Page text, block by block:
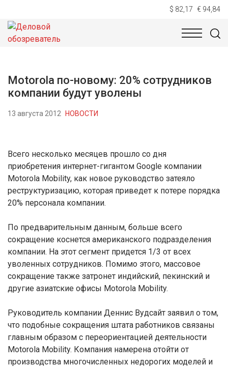
$ 82,17 € 94,84
НОВОСТИ
Motorola по-новому: 20% сотрудников
компании будут уволены
13 августа 2012 НОВОСТИ
Всего несколько месяцев прошло со дня
приобретения интернет-гигантом Google компании
Motorola Mobility, как новое руководство затеяло
реструктуризацию, которая приведет к потере порядка
20% персонала компании.
По предварительным данным, больше всего
сокращение коснется американского подразделения
компании. На этот сегмент придется 1/3 от всех
уволенных сотрудников. Помимо этого, массовое
сокращение также затронет индийский, пекинский и
другие азиатские офисы Motorola Mobility.
Руководитель компании Деннис Вудсайт заявил о том,
что подобные сокращения штата работников связаны
главным образом с переориентацией деятельности
Motorola Mobility. Компания намерена отойти от
производства многочисленных недорогих моделей и